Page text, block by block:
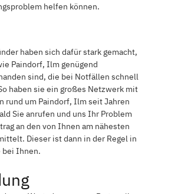
helfen können.
haben sich dafür stark gemacht,
Paindorf, Ilm genügend
sind, die bei Notfällen schnell
haben sie ein großes Netzwerk mit
rund um Paindorf, Ilm seit Jahren
Sie anrufen und uns Ihr Problem
an den von Ihnen am nähesten
Dieser ist dann in der Regel in
bei Ihnen.